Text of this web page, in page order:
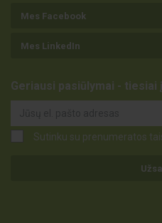
Mes Facebook
Mes LinkedIn
Geriausi pasiūlymai - tiesiai
Sutinku su prenumeratos